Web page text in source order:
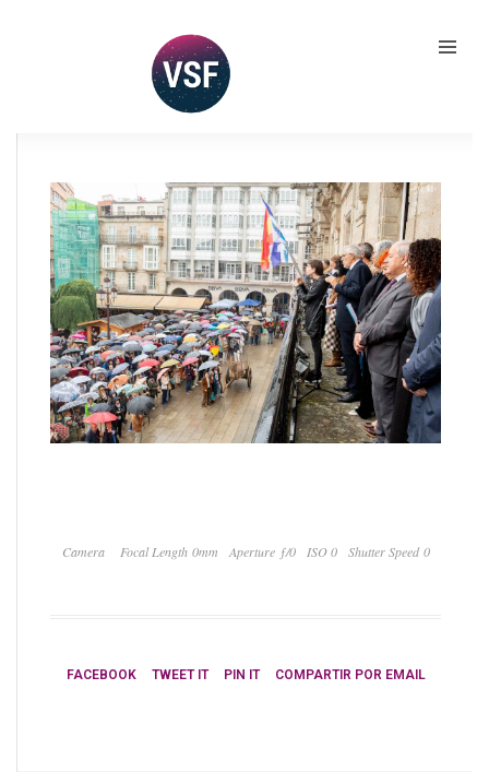
Camera Focal Length 0mm Aperture ƒ/0 ISO 0 Shutter Speed 0
FACEBOOK TWEET IT PIN IT COMPARTIR POR EMAIL